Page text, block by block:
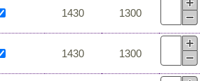
1430 1300
1430 1300